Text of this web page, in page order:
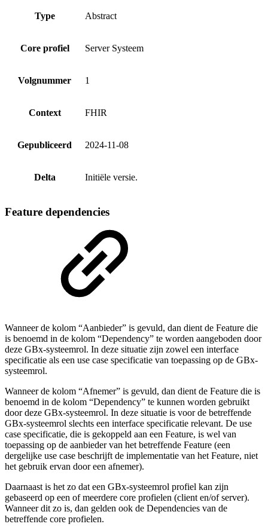
Type Abstract
Core profiel Server Systeem
Volgnummer 1
Context FHIR
Gepubliceerd 2024-11-08
Delta Initiële versie.
Feature dependencies
Wanneer de kolom “Aanbieder” is gevuld, dan dient de Feature die
is benoemd in de kolom “Dependency” te worden aangeboden door
deze GBx-systeemrol. In deze situatie zijn zowel een interface
specificatie als een use case specificatie van toepassing op de GBx-
systeemrol.
Wanneer de kolom “Afnemer” is gevuld, dan dient de Feature die is
benoemd in de kolom “Dependency” te kunnen worden gebruikt
door deze GBx-systeemrol. In deze situatie is voor de betreffende
GBx-systeemrol slechts een interface specificatie relevant. De use
case specificatie, die is gekoppeld aan een Feature, is wel van
toepassing op de aanbieder van het betreffende Feature (een
dergelijke use case beschrijft de implementatie van het Feature, niet
het gebruik ervan door een afnemer).
Daarnaast is het zo dat een GBx-systeemrol profiel kan zijn
gebaseerd op een of meerdere core profielen (client en/of server).
Wanneer dit zo is, dan gelden ook de Dependencies van de
betreffende core profielen.